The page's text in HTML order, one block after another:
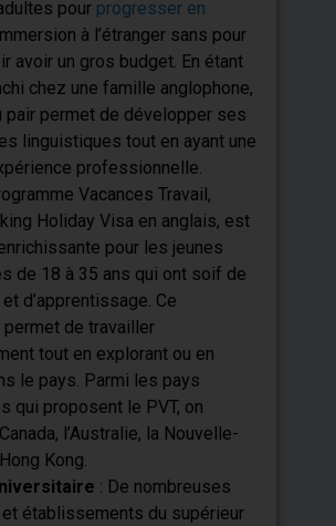
pour progresser en
à l’étranger sans pour
avoir un gros budget. En étant
chez une famille anglophone,
pair permet de développer ses
linguistiques tout en ayant une
professionnelle.
Vacances Travail,
Holiday Visa en anglais, est
pour les jeunes
de 18 à 35 ans qui ont soif de
d’apprentissage. Ce
permet de travailler
tout en explorant ou en
le pays. Parmi les pays
qui proposent le PVT, on
l’Australie, la Nouvelle-
Kong.
: De nombreuses
établissements du supérieur